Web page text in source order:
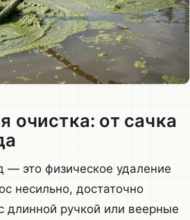
очистка: от сачка
— это физическое удаление
несильно, достаточно
длинной ручкой или веерные